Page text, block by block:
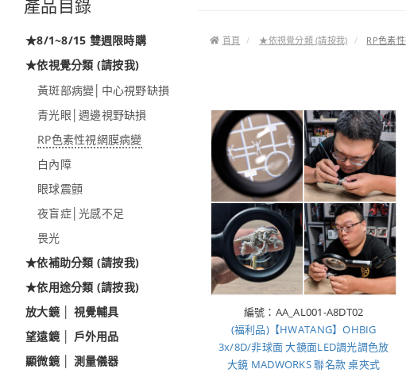
產品目錄
★8/1~8/15 雙週限時購
★依視覺分類 (請按我)
黃斑部病變│中心視野缺損
青光眼│週邊視野缺損
RP色素性視網膜病變
白內障
眼球震顫
夜盲症│光感不足
畏光
★依補助分類 (請按我)
★依用途分類 (請按我)
放大鏡 │ 視覺輔具
望遠鏡 │ 戶外用品
顯微鏡 │ 測量儀器
首頁 ★依視覺分類 (請按我) RP色素
編號：AA_AL001-A8DT02
(福利品)【HWATANG】OHBIG
3x/8D/非球面 大鏡面LED調光調色放
大鏡 MADWORKS 聯名款 桌夾式